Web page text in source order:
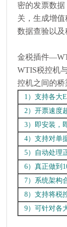
密的发票数
关，生成增
数据查验以及
金税插件
WTIS税控机
控机之间的桥
1）支持各大
2）开票速度
3）即安装，
4）支持对单
5）自动处理
6）真正做到
7）系统架构
8）支持将税
9）可针对各